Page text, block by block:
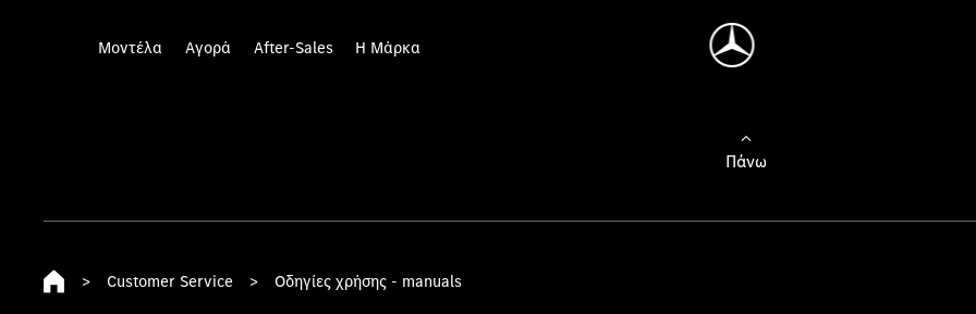
Μοντέλα Αγορά After-Sales Η Μάρκα
Πάνω
> Customer Service > Οδηγίες χρήσης - manuals